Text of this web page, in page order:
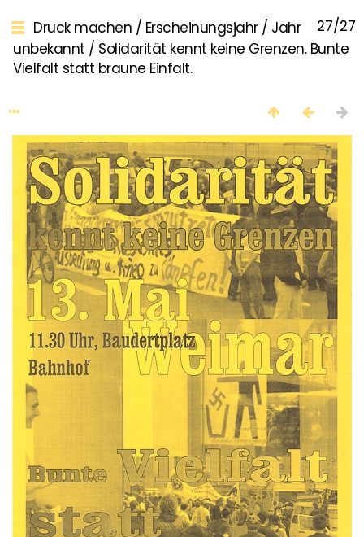
27/27
Druck machen / Erscheinungsjahr/ Jahr
unbekannt / Solidarität kennt keine Grenzen. Bunte
Vielfalt statt braune Einfalt.